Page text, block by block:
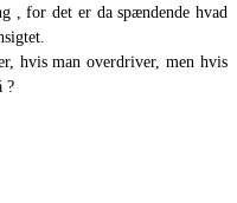
, for det er da spændende hvad
hvis man overdriver, men hvis
?